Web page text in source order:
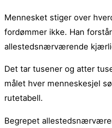
Mennesket stiger over
fordømmer ikke. Han
allestedsnærværende
Det tar tusener og atter
målet hver menneskesjel
rutetabell.
Begrepet